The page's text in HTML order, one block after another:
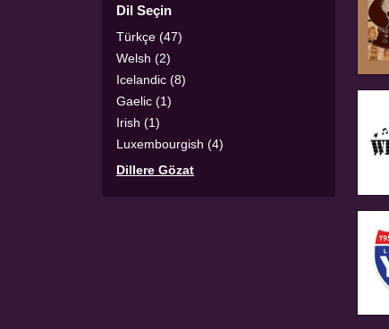
Dil Seçin
Türkçe (47)
Welsh (2)
Icelandic (8)
Gaelic (1)
Irish (1)
Luxembourgish (4)
Dillere Gözat